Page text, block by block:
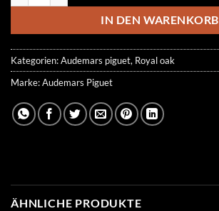
499.00 €269.00 €.
IN DEN WARENKORB
Kategorien:Audemars piguet, Royal oak
Marke:Audemars Piguet
ÄHNLICHE PRODUKTE